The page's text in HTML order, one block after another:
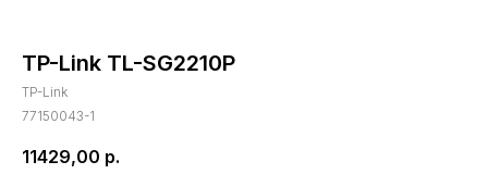
TP-Link TL-SG2210P
TP-Link
77150043-1
11429,00 р.